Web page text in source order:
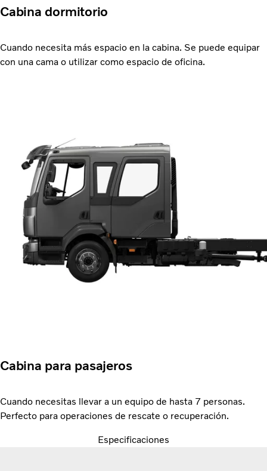
Cabina dormitorio
Cuando necesita más espacio en la cabina. Se puede equipar
con una cama o utilizar como espacio de oficina.
Cabina para pasajeros
Cuando necesitas llevar a un equipo de hasta 7 personas.
Perfecto para operaciones de rescate o recuperación.
Especificaciones